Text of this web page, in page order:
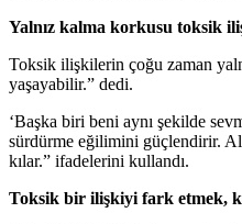
Yalnız kalma korkusu toksik
Toksik ilişkilerin çoğu zaman
yaşayabilir.” dedi.
‘Başka biri beni aynı şekilde
sürdürme eğilimini güçlendirir.
kılar.” ifadelerini kullandı.
Toksik bir ilişkiyi fark etmek,